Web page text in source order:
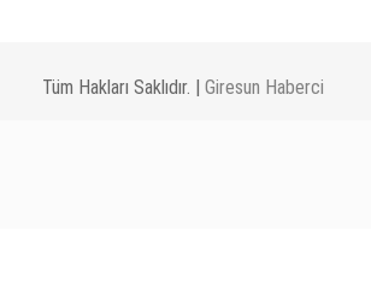
Tüm Hakları Saklıdır. | Giresun Haberci